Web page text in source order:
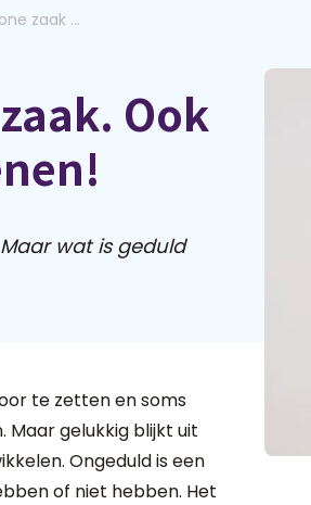
zaak ...
Ook
wat is geduld
te zetten en soms
Maar gelukkig blijkt uit
Ongeduld is een
of niet hebben. Het